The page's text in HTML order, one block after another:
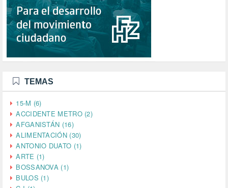
TEMAS
15-M (6)
ACCIDENTE METRO (2)
AFGANISTÁN (16)
ALIMENTACIÓN (30)
ANTONIO DUATO (1)
ARTE (1)
BOSSANOVA (1)
BULOS (1)